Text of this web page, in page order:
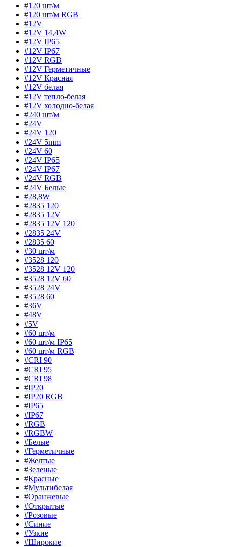
#120 шт/м
#120 шт/м RGB
#12V
#12V 14,4W
#12V IP65
#12V IP67
#12V RGB
#12V Герметичные
#12V Красная
#12V белая
#12V тепло-белая
#12V холодно-белая
#240 шт/м
#24V
#24V 120
#24V 5mm
#24V 60
#24V IP65
#24V IP67
#24V RGB
#24V Белые
#28,8W
#2835 120
#2835 12V
#2835 12V 120
#2835 24V
#2835 60
#30 шт/м
#3528 120
#3528 12V 120
#3528 12V 60
#3528 24V
#3528 60
#36V
#48V
#5V
#60 шт/м
#60 шт/м IP65
#60 шт/м RGB
#CRI 90
#CRI 95
#CRI 98
#IP20
#IP20 RGB
#IP65
#IP67
#RGB
#RGBW
#Белые
#Герметичные
#Желтые
#Зеленые
#Красные
#Мультибелая
#Оранжевые
#Открытые
#Розовые
#Синие
#Узкие
#Широкие